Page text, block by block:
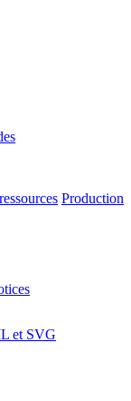
Production
et SVG